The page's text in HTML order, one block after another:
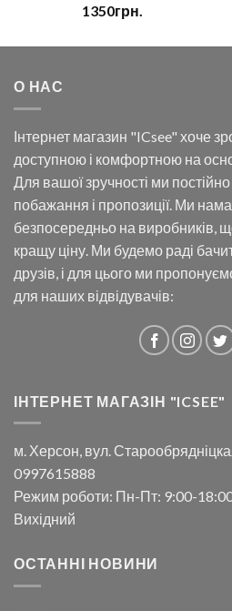
Оцінено в
з 5
1350грн.
О НАС
Інтернет магазин "ICsee" хоче
доступною і комфортною на
Для вашої зручності ми
побажання і пропозиції. Ми
безпосередньо на виробників,
кращу ціну. Ми будемо раді
друзів, і для цього ми
для наших відвідувачів:
ІНТЕРНЕТ МАГАЗІН "ICSEE"
м. Херсон, вул.
0997615888
Режим роботи: Пн-Пт: 9:00-
Вихідний
ОСТАННІ НОВИНИ